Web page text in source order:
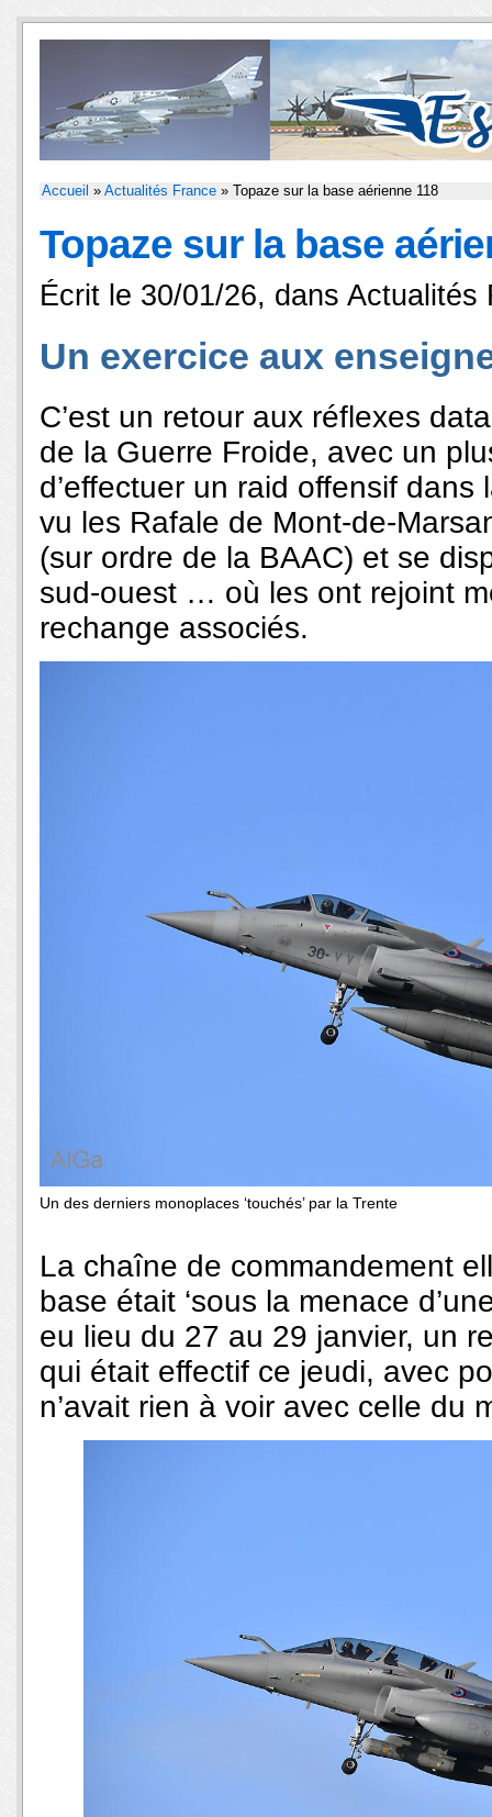
Accueil » Actualités France » Topaze sur la base aérienne 118
Topaze sur la base
Écrit le 30/01/26, dans Actualités
Un exercice aux
C’est un retour aux réflexes
de la Guerre Froide, avec un
d’effectuer un raid offensif
vu les Rafale de Mont-de-
(sur ordre de la BAAC) et se
sud-ouest … où les ont rejoint
rechange associés.
Un des derniers monoplaces ‘touchés’ par la Trente
La chaîne de commandement
base était ‘sous la menace
eu lieu du 27 au 29 janvier, un
qui était effectif ce jeudi, avec
n’avait rien à voir avec celle du